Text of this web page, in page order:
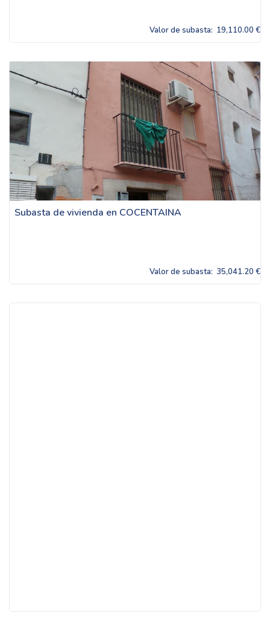
Valor de subasta: 19,110.00 €
Subasta de vivienda en COCENTAINA
Valor de subasta: 35,041.20 €